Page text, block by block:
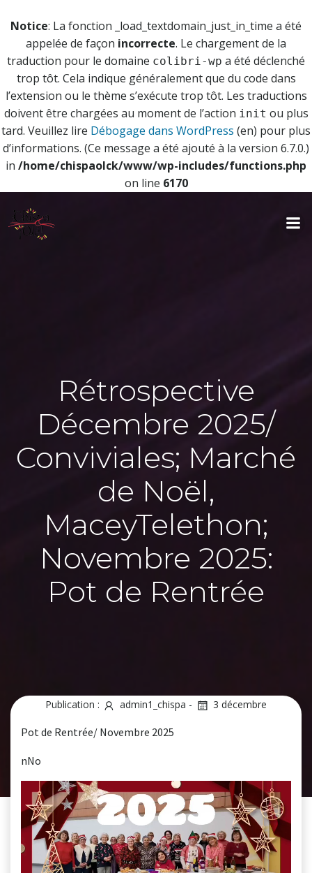
Notice: La fonction _load_textdomain_just_in_time a été
appelée de façon incorrecte. Le chargement de la
traduction pour le domaine colibri-wp a été déclenché
trop tôt. Cela indique généralement que du code dans
l’extension ou le thème s’exécute trop tôt. Les traductions
doivent être chargées au moment de l’action init ou plus
tard. Veuillez lire Débogage dans WordPress (en) pour plus
d’informations. (Ce message a été ajouté à la version 6.7.0.)
in /home/chispaolck/www/wp-includes/functions.php
on line 6170
Rétrospective
Décembre 2025/
Conviviales; Marché
de Noël,
MaceyTelethon;
Novembre 2025:
Pot de Rentrée
Publication : admin1_chispa - 3 décembre
Pot de Rentrée/ Novembre 2025
nNo